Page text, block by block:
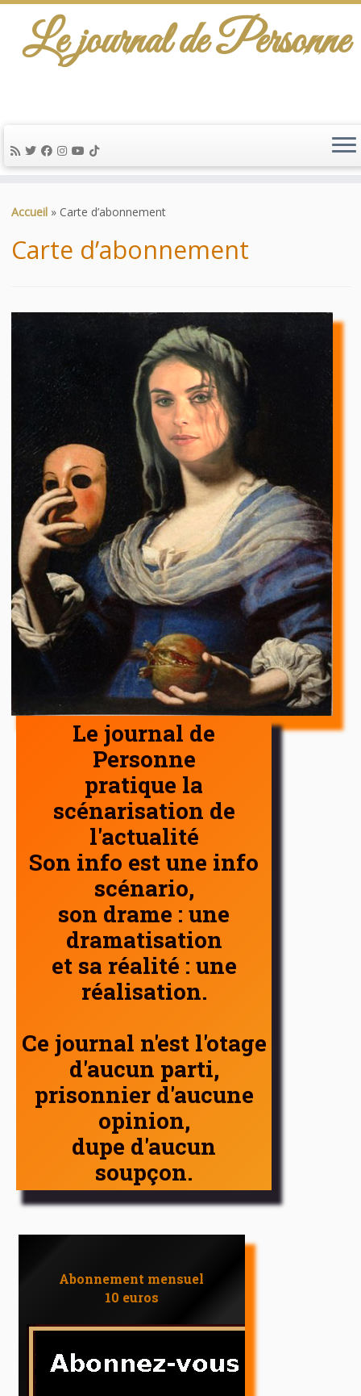
au
Le journal de Personne
Accueil » Carte d’abonnement
Carte d’abonnement
Le journal de
Personne
pratique la
scénarisation de
l'actualité
Son info est une info
scénario,
son drame : une
dramatisation
et sa réalité : une
réalisation.
Ce journal n'est l'otage
d'aucun parti,
prisonnier d'aucune
opinion,
dupe d'aucun
soupçon.
Abonnement mensuel
10 euros